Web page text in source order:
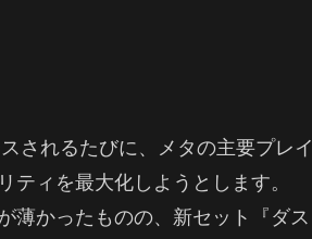
されるたびに、メタの主要プレイ
ィを最大化しようとします。
薄かったものの、新セット『ダス